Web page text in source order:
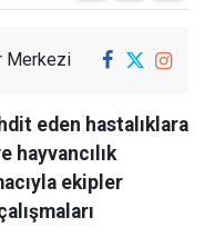
Merkezi
eden hastalıklara
hayvancılık
ekipler